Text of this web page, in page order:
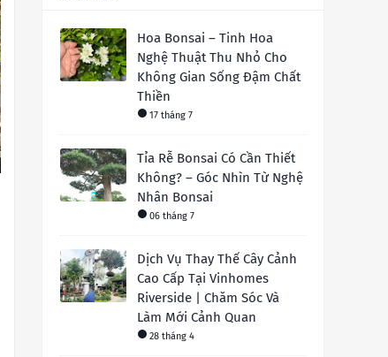
Hoa Bonsai – Tinh Hoa
Nghệ Thuật Thu Nhỏ Cho
Không Gian Sống Đậm Chất
Thiền
17 tháng 7
Tỉa Rễ Bonsai Có Cần Thiết
Không? – Góc Nhìn Từ Nghệ
Nhân Bonsai
06 tháng 7
Dịch Vụ Thay Thế Cây Cảnh
Cao Cấp Tại Vinhomes
Riverside | Chăm Sóc Và
Làm Mới Cảnh Quan
28 tháng 4